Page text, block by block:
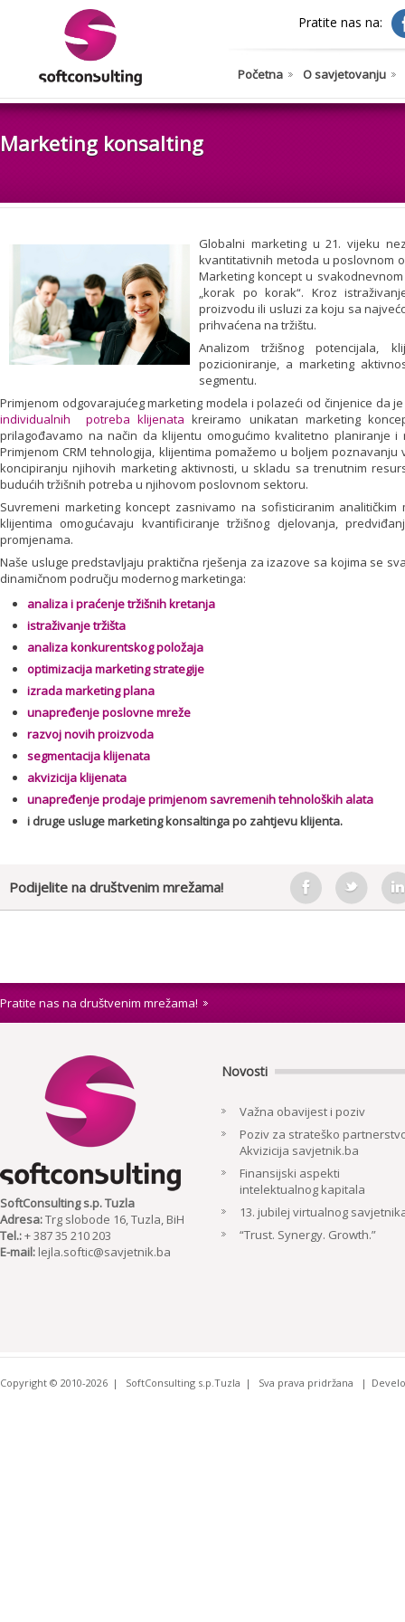
Pratite nas na:
Početna O savjetovanju
Marketing konsalting
Globalni marketing u 21. vijeku
kvantitativnih metoda u poslovnom
Marketing koncept u
„korak po korak“. Kroz
proizvodu ili usluzi za koju sa
prihvaćena na tržištu.
Analizom tržišnog potencijala,
pozicioniranje, a marketing
segmentu.
Primjenom odgovarajućeg marketing modela i polazeći od činjenice da
individualnih potreba klijenata kreiramo unikatan marketing
prilagođavamo na način da klijentu omogućimo kvalitetno planiranje i
Primjenom CRM tehnologija, klijentima pomažemo u boljem
koncipiranju njihovih marketing aktivnosti, u skladu sa trenutnim
budućih tržišnih potreba u njihovom poslovnom sektoru.
Suvremeni marketing koncept zasnivamo na sofisticiranim
klijentima omogućavaju kvantificiranje tržišnog djelovanja,
promjenama.
Naše usluge predstavljaju praktična rješenja za izazove sa kojima se
dinamičnom području modernog marketinga:
analiza i praćenje tržišnih kretanja
istraživanje tržišta
analiza konkurentskog položaja
optimizacija marketing strategije
izrada marketing plana
unapređenje poslovne mreže
razvoj novih proizvoda
segmentacija klijenata
akvizicija klijenata
unapređenje prodaje primjenom savremenih tehnoloških alata
i druge usluge marketing konsaltinga po zahtjevu klijenta.
Podijelite na društvenim mrežama!
Pratite nas na društvenim mrežama!
SoftConsulting s.p. Tuzla
Adresa:Trg slobode 16, Tuzla, BiH
Tel.:+ 387 35 210 203
E-mail: lejla.softic@savjetnik.ba
Novosti
Važna obavijest i poziv
Poziv za strateško
Akvizicija savjetnik.ba
Finansijski aspekti
intelektualnog kapitala
13. jubilej virtualnog
“Trust. Synergy. Growth.”
Copyright © 2010-2026 SoftConsulting s.p.Tuzla Sva prava pridržana